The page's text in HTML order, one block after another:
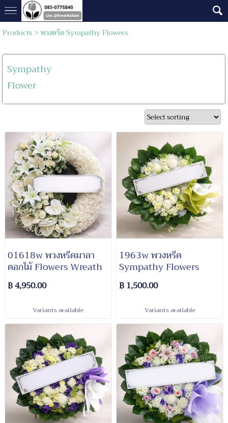
Products >พวงหรีด Sympathy Flowers
Sympathy
Flower
01618w พวงหรีดมาลา
ดอกไม้ Flowers Wreath
฿ 4,950.00
Variants available
1963w พวงหรีด
Sympathy Flowers
฿ 1,500.00
Variants available